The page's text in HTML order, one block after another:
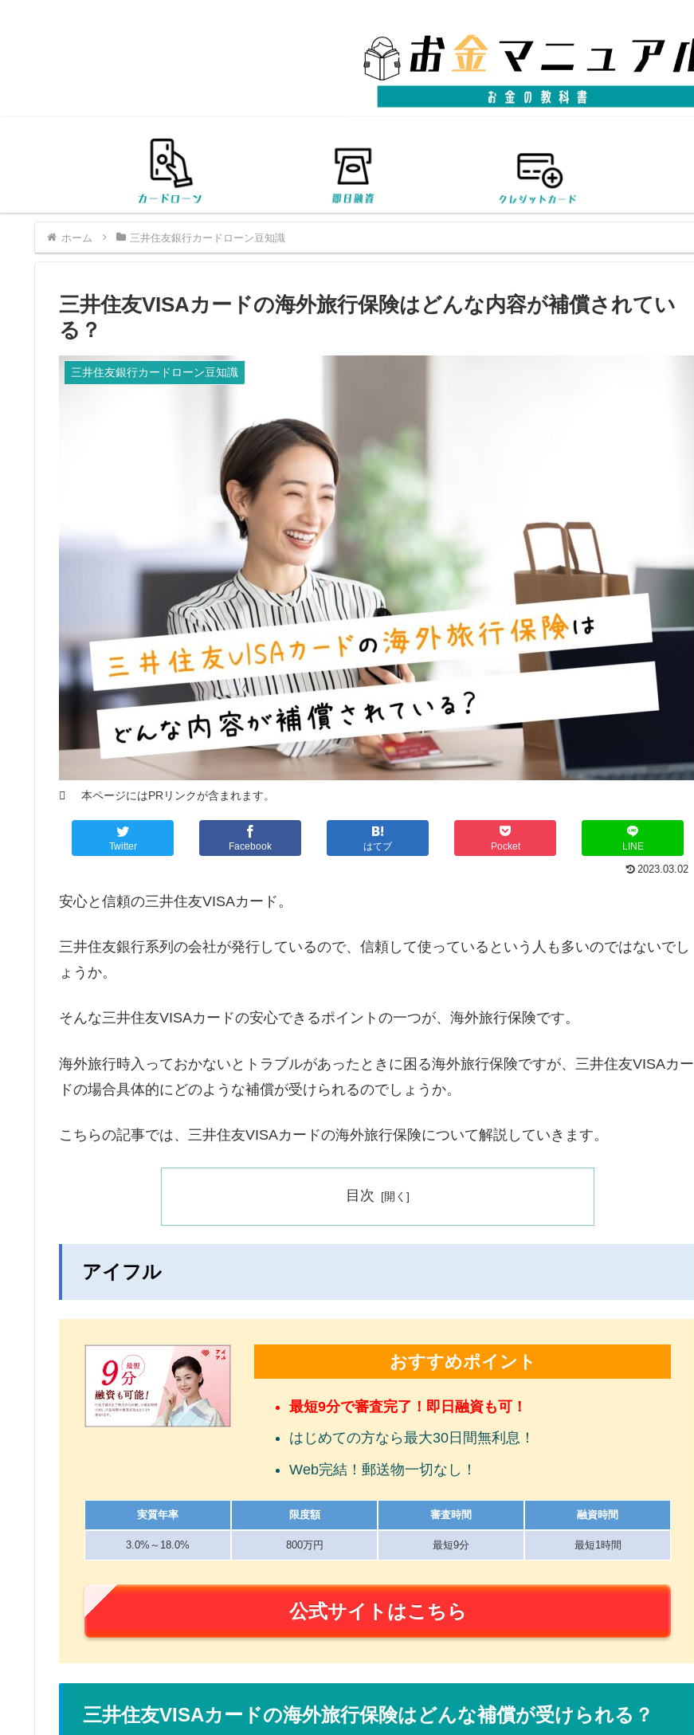
ホーム 三井住友銀行カードローン豆知識
三井住友VISAカードの海外旅行保険はどんな内容が補償されてい
る？
本ページにはPRリンクが含まれます。
三井住友銀行カードローン豆知識
Twitter Facebook はてブ Pocket LINE
2023.03.02
安心と信頼の三井住友VISAカード。
三井住友銀行系列の会社が発行しているので、信頼して使っているという人も多いのではないでし
ょうか。
そんな三井住友VISAカードの安心できるポイントの一つが、海外旅行保険です。
海外旅行時入っておかないとトラブルがあったときに困る海外旅行保険ですが、三井住友VISAカー
ドの場合具体的にどのような補償が受けられるのでしょうか。
こちらの記事では、三井住友VISAカードの海外旅行保険について解説していきます。
目次
アイフル
おすすめポイント
最短9分で審査完了！即日融資も可！
はじめての方なら最大30日間無利息！
Web完結！郵送物一切なし！
実質年率
3.0%～18.0%
限度額
800万円
審査時間
最短9分
融資時間
最短1時間
公式サイトはこちら
三井住友VISAカードの海外旅行保険はどんな補償が受けられる？